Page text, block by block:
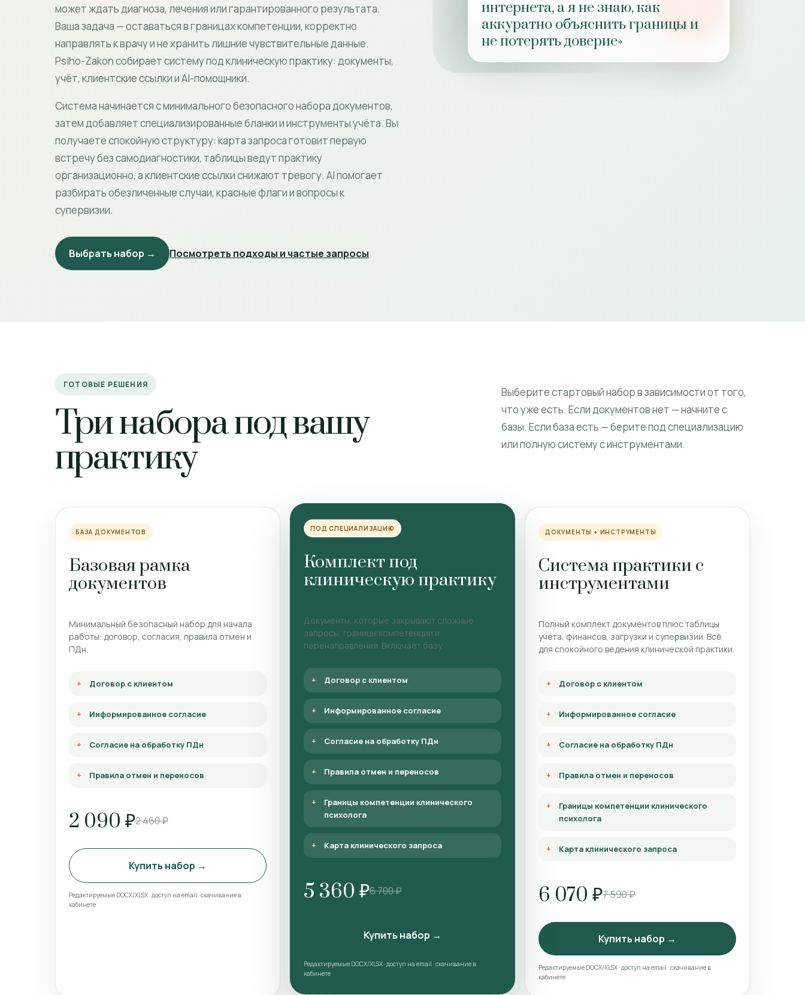
может ждать диагноза, лечения или гарантированного результата.
Ваша задача — оставаться в границах компетенции, корректно
направлять к врачу и не хранить лишние чувствительные данные.
Psiho-Zakon собирает систему под клиническую практику: документы,
учёт, клиентские ссылки и AI-помощники.
Система начинается с минимального безопасного набора документов,
затем добавляет специализированные бланки и инструменты учёта. Вы
получаете спокойную структуру: карта запроса готовит первую
встречу без самодиагностики, таблицы ведут практику
организационно, а клиентские ссылки снижают тревогу. AI помогает
разбирать обезличенные случаи, красные флаги и вопросы к
супервизии.
Выбрать набор → Посмотреть подходы и частые запросы
ПРАКТИКИ
интернета, а я не знаю, как
аккуратно объяснить границы и
не потерять доверие»
ГОТОВЫЕ РЕШЕНИЯ
Три набора под вашу
практику
Выберите стартовый набор в зависимости от того,
что уже есть. Если документов нет — начните с
базы. Если база есть — берите под специализацию
или полную систему с инструментами.
БАЗА ДОКУМЕНТОВ
Базовая рамка
документов
Минимальный безопасный набор для начала
работы: договор, согласия, правила отмен и
ПДн.
Договор с клиентом
Информированное согласие
Согласие на обработку ПДн
Правила отмен и переносов
2 090 ₽2 460 ₽
Купить набор →
Редактируемые DOCX/XLSX · доступ на email · скачивание в
кабинете
ПОД СПЕЦИАЛИЗАЦИЮ
Комплект под
клиническую практику
Документы, которые закрывают сложные
запросы, границы компетенции и
перенаправления. Включает базу.
Договор с клиентом
Информированное согласие
Согласие на обработку ПДн
Правила отмен и переносов
Границы компетенции клинического
психолога
Карта клинического запроса
5 360 ₽6 700 ₽
Купить набор →
Редактируемые DOCX/XLSX · доступ на email · скачивание в
кабинете
ДОКУМЕНТЫ + ИНСТРУМЕНТЫ
Система практики с
инструментами
Полный комплект документов плюс таблицы
учёта, финансов, загрузки и супервизии. Всё
для спокойного ведения клинической практики.
Договор с клиентом
Информированное согласие
Согласие на обработку ПДн
Правила отмен и переносов
Границы компетенции клинического
психолога
Карта клинического запроса
6 070 ₽7 590 ₽
Купить набор →
Редактируемые DOCX/XLSX · доступ на email · скачивание в
кабинете